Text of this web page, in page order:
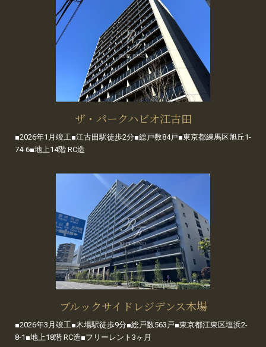
ザ・パークハビオ江古田
■2026年1月竣工■江古田駅徒歩2分■総戸数84戸■東京都練馬区旭丘1-
74-6■地上14階 RC造
ブルックサイドレジデンス木場
■2026年3月竣工■木場駅徒歩9分■総戸数563戸■東京都江東区塩浜2-
8-1■地上18階 RC造■フリーレント3ヶ月